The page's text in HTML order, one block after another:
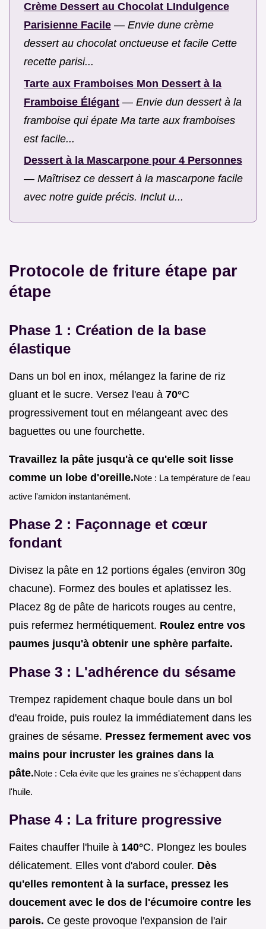
Crème Dessert au Chocolat LIndulgence
Parisienne Facile — Envie dune crème
dessert au chocolat onctueuse et facile Cette
recette parisi...
Tarte aux Framboises Mon Dessert à la
Framboise Élégant — Envie dun dessert à la
framboise qui épate Ma tarte aux framboises
est facile...
Dessert à la Mascarpone pour 4 Personnes
— Maîtrisez ce dessert à la mascarpone facile
avec notre guide précis. Inclut u...
Protocole de friture étape par
étape
Phase 1 : Création de la base
élastique
Dans un bol en inox, mélangez la farine de riz
gluant et le sucre. Versez l'eau à 70°C
progressivement tout en mélangeant avec des
baguettes ou une fourchette.
Travaillez la pâte jusqu'à ce qu'elle soit lisse
comme un lobe d'oreille.Note : La température de l'eau
active l'amidon instantanément.
Phase 2 : Façonnage et cœur
fondant
Divisez la pâte en 12 portions égales (environ 30g
chacune). Formez des boules et aplatissez les.
Placez 8g de pâte de haricots rouges au centre,
puis refermez hermétiquement. Roulez entre vos
paumes jusqu'à obtenir une sphère parfaite.
Phase 3 : L'adhérence du sésame
Trempez rapidement chaque boule dans un bol
d'eau froide, puis roulez la immédiatement dans les
graines de sésame. Pressez fermement avec vos
mains pour incruster les graines dans la
pâte.Note : Cela évite que les graines ne s'échappent dans
l'huile.
Phase 4 : La friture progressive
Faites chauffer l'huile à 140°C. Plongez les boules
délicatement. Elles vont d'abord couler. Dès
qu'elles remontent à la surface, pressez les
doucement avec le dos de l'écumoire contre les
parois. Ce geste provoque l'expansion de l'air